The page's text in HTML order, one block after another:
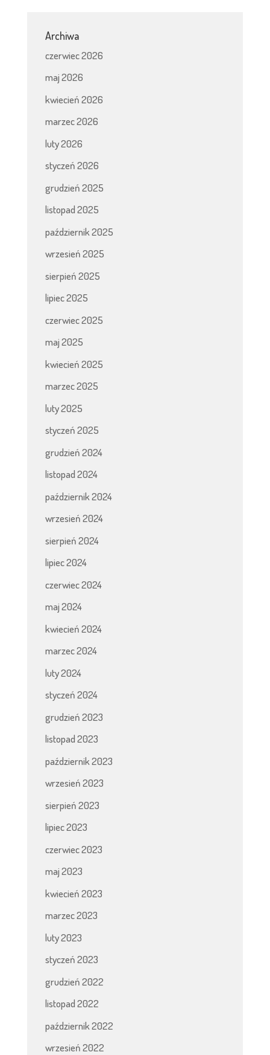
Archiwa
czerwiec 2026
maj 2026
kwiecień 2026
marzec 2026
luty 2026
styczeń 2026
grudzień 2025
listopad 2025
październik 2025
wrzesień 2025
sierpień 2025
lipiec 2025
czerwiec 2025
maj 2025
kwiecień 2025
marzec 2025
luty 2025
styczeń 2025
grudzień 2024
listopad 2024
październik 2024
wrzesień 2024
sierpień 2024
lipiec 2024
czerwiec 2024
maj 2024
kwiecień 2024
marzec 2024
luty 2024
styczeń 2024
grudzień 2023
listopad 2023
październik 2023
wrzesień 2023
sierpień 2023
lipiec 2023
czerwiec 2023
maj 2023
kwiecień 2023
marzec 2023
luty 2023
styczeń 2023
grudzień 2022
listopad 2022
październik 2022
wrzesień 2022